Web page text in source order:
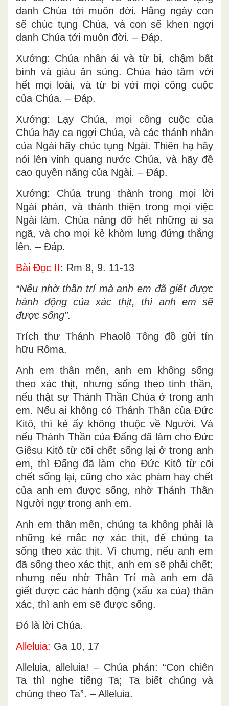
danh Chúa tới muôn đời. Hằng ngày con
sẽ chúc tụng Chúa, và con sẽ khen ngợi
danh Chúa tới muôn đời. – Ðáp.
Xướng: Chúa nhân ái và từ bi, chậm bất
bình và giàu ân sủng. Chúa hảo tâm với
hết mọi loài, và từ bi với mọi công cuộc
của Chúa. – Ðáp.
Xướng: Lạy Chúa, mọi công cuộc của
Chúa hãy ca ngợi Chúa, và các thánh nhân
của Ngài hãy chúc tụng Ngài. Thiên hạ hãy
nói lên vinh quang nước Chúa, và hãy đề
cao quyền năng của Ngài. – Ðáp.
Xướng: Chúa trung thành trong mọi lời
Ngài phán, và thánh thiện trong mọi việc
Ngài làm. Chúa nâng đỡ hết những ai sa
ngã, và cho mọi kẻ khòm lưng đứng thẳng
lên. – Ðáp.
Bài Ðọc II: Rm 8, 9. 11-13
“Nếu nhờ thần trí mà anh em đã giết được
hành động của xác thịt, thì anh em sẽ
được sống”.
Trích thư Thánh Phaolô Tông đồ gửi tín
hữu Rôma.
Anh em thân mến, anh em không sống
theo xác thịt, nhưng sống theo tinh thần,
nếu thật sự Thánh Thần Chúa ở trong anh
em. Nếu ai không có Thánh Thần của Ðức
Kitô, thì kẻ ấy không thuộc về Người. Và
nếu Thánh Thần của Ðấng đã làm cho Ðức
Giêsu Kitô từ cõi chết sống lại ở trong anh
em, thì Ðấng đã làm cho Ðức Kitô từ cõi
chết sống lại, cũng cho xác phàm hay chết
của anh em được sống, nhờ Thánh Thần
Người ngự trong anh em.
Anh em thân mến, chúng ta không phải là
những kẻ mắc nợ xác thịt, để chúng ta
sống theo xác thịt. Vì chưng, nếu anh em
đã sống theo xác thịt, anh em sẽ phải chết;
nhưng nếu nhờ Thần Trí mà anh em đã
giết được các hành động (xấu xa của) thân
xác, thì anh em sẽ được sống.
Ðó là lời Chúa.
Alleluia: Ga 10, 17
Alleluia, alleluia! – Chúa phán: “Con chiên
Ta thì nghe tiếng Ta; Ta biết chúng và
chúng theo Ta”. – Alleluia.